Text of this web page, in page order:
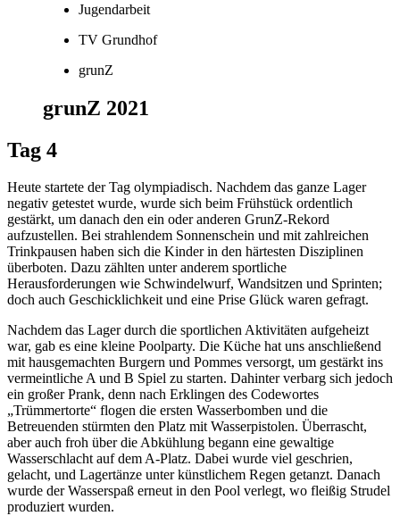
Jugendarbeit
TV Grundhof
grunZ
grunZ 2021
Tag 4
Heute startete der Tag olympiadisch. Nachdem das ganze Lager
negativ getestet wurde, wurde sich beim Frühstück ordentlich
gestärkt, um danach den ein oder anderen GrunZ-Rekord
aufzustellen. Bei strahlendem Sonnenschein und mit zahlreichen
Trinkpausen haben sich die Kinder in den härtesten Disziplinen
überboten. Dazu zählten unter anderem sportliche
Herausforderungen wie Schwindelwurf, Wandsitzen und Sprinten;
doch auch Geschicklichkeit und eine Prise Glück waren gefragt.
Nachdem das Lager durch die sportlichen Aktivitäten aufgeheizt
war, gab es eine kleine Poolparty. Die Küche hat uns anschließend
mit hausgemachten Burgern und Pommes versorgt, um gestärkt ins
vermeintliche A und B Spiel zu starten. Dahinter verbarg sich jedoch
ein großer Prank, denn nach Erklingen des Codewortes
„Trümmertorte“ flogen die ersten Wasserbomben und die
Betreuenden stürmten den Platz mit Wasserpistolen. Überrascht,
aber auch froh über die Abkühlung begann eine gewaltige
Wasserschlacht auf dem A-Platz. Dabei wurde viel geschrien,
gelacht, und Lagertänze unter künstlichem Regen getanzt. Danach
wurde der Wasserspaß erneut in den Pool verlegt, wo fleißig Strudel
produziert wurden.